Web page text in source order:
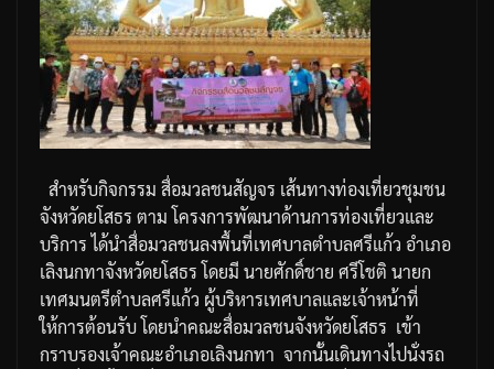
สำหรับกิจกรรม สื่อมวลชนสัญจร เส้นทางท่องเที่ยวชุมชน
จังหวัดยโสธร ตาม โครงการพัฒนาด้านการท่องเที่ยวและ
บริการ ได้นำสื่อมวลชนลงพื้นที่เทศบาลตำบลศรีแก้ว อำเภอ
เลิงนกทาจังหวัดยโสธร โดยมี นายศักดิ์ชาย ศรีโชติ นายก
เทศมนตรีตำบลศรีแก้ว ผู้บริหารเทศบาลและเจ้าหน้าที่
ให้การต้อนรับโดยนำคณะสื่อมวลชนจังหวัดยโสธร เข้า
กราบรองเจ้าคณะอำเภอเลิงนกทา จากนั้นเดินทางไปนั่งรถ